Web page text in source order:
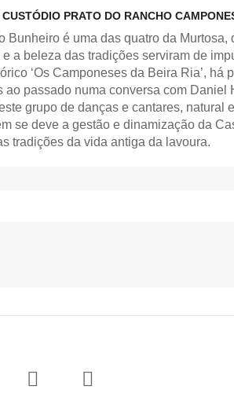
PRATO DO RANCHO
Bunheiro é uma das quatro da Murtosa,
a beleza das tradições serviram de
‘Os Camponeses da Beira Ria’, há
ao passado numa conversa com Daniel
grupo de danças e cantares, natural
se deve a gestão e dinamização da
tradições da vida antiga da lavoura.